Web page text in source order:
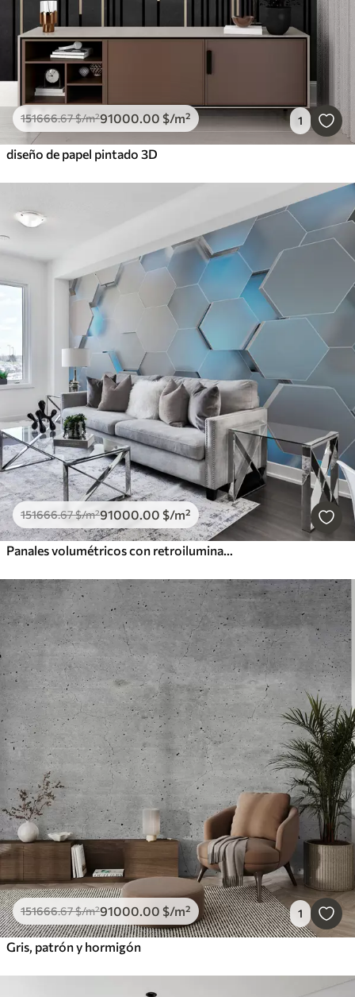
151666.67$/m²91000.00 $/m² 1
diseño de papel pintado 3D
151666.67$/m²91000.00 $/m²
Panales volumétricos con retroiluminación
151666.67$/m²91000.00 $/m² 1
Gris, patrón y hormigón